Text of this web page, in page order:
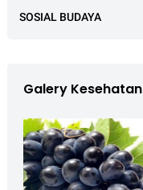
SOSIAL BUDAYA
Galery Kesehatan